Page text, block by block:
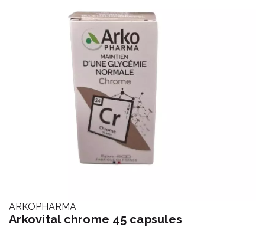
ARKOPHARMA
Arkovital chrome 45 capsules